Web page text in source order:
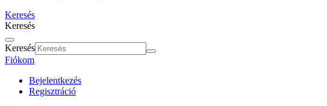
Keresés
Keresés
Keresés
Fiókom
Bejelentkezés
Regisztráció